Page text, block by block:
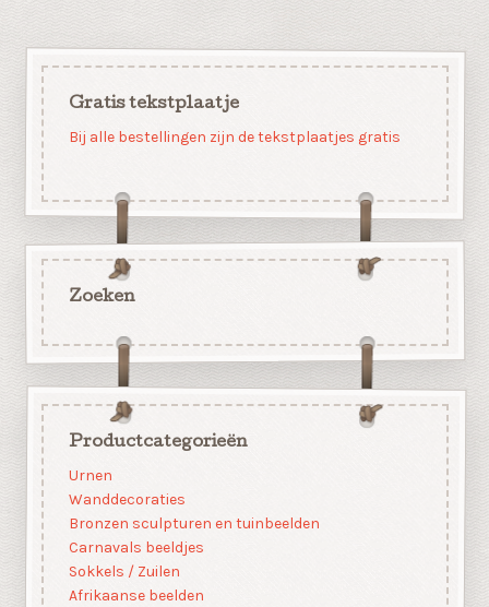
Gratis tekstplaatje
Bij alle bestellingen zijn de tekstplaatjes gratis
Zoeken
Productcategorieën
Urnen
Wanddecoraties
Bronzen sculpturen en tuinbeelden
Carnavals beeldjes
Sokkels / Zuilen
Afrikaanse beelden